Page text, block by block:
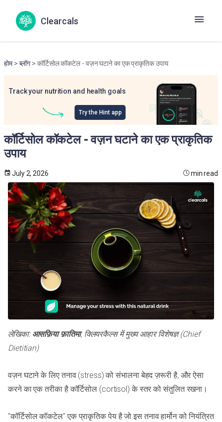
Clearcals
होम> ब्लॉग> कॉर्टिसोल कॉकटेल - वज़न घटाने का एक प्राकृतिक उपाय
Track your nutrition and health goals
Try the Hint app
कॉर्टिसोल कॉकटेल - वज़न घटाने का एक प्राकृतिक
उपाय
July 2, 2026 min read
लेखिका: आसफ़िया फ़ातिमा, क्लियरकैल्स में मुख्य आहार विशेषज्ञ (Chief
Dietitian)
वज़न घटाने के लिए तनाव (stress) को संभालना बेहद ज़रूरी है, और ऐसा
करने का एक तरीका है कॉर्टिसोल (cortisol) के स्तर को संतुलित रखना।
"कॉर्टिसोल कॉकटेल" एक प्राकृतिक पेय है जो इस तनाव हार्मोन को नियंत्रित